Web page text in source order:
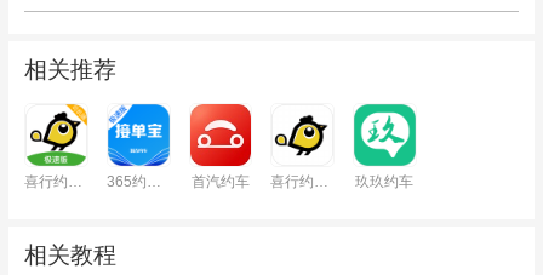
相关推荐
喜行约车极速版 365约车-车主极速版 首汽约车 喜行约车乘客端 玖玖约车
相关教程